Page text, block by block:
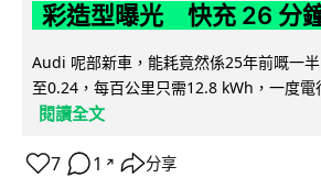
彩造型曝光 快充 26 分
Audi 呢部新車，能耗竟然係25年前嘅一
至0.24，每百公里只需12.8 kWh，一度
閱讀全文
7 1 ↗ 分享